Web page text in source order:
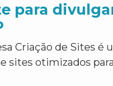
para
Criação de Sites é
sites otimizados